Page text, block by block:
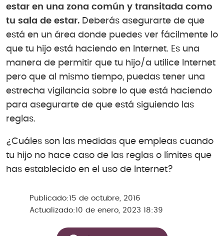
estar en una zona común y transitada como
tu sala de estar. Deberás asegurarte de que
está en un área donde puedes ver fácilmente lo
que tu hijo está haciendo en Internet. Es una
manera de permitir que tu hijo/a utilice Internet
pero que al mismo tiempo, puedas tener una
estrecha vigilancia sobre lo que está haciendo
para asegurarte de que está siguiendo las
reglas.
¿Cuáles son las medidas que empleas cuando
tu hijo no hace caso de las reglas o límites que
has establecido en el uso de Internet?
Publicado:15 de octubre, 2016
Actualizado:10 de enero, 2023 18:39